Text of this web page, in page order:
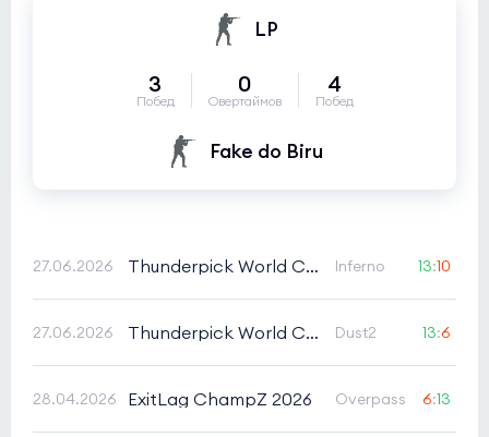
LP
3
Побед
0
Овертаймов
4
Побед
Fake do Biru
27.06.2026 Thunderpick World Championship 2026 South America Series 1 Inferno 13:10
27.06.2026 Thunderpick World Championship 2026 South America Series 1 Dust2 13:6
28.04.2026 ExitLag ChampZ 2026 Overpass 6:13